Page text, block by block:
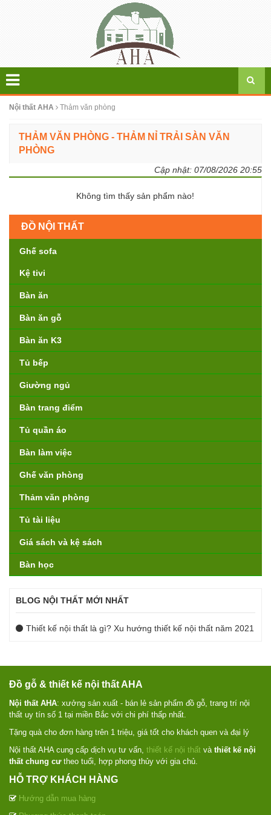
Nội thất AHA Thảm văn phòng
THẢM VĂN PHÒNG - THẢM NỈ TRẢI SÀN VĂN
PHÒNG
Cập nhật: 07/08/2026 20:55
Không tìm thấy sản phẩm nào!
ĐỒ NỘI THẤT
Ghế sofa
Kệ tivi
Bàn ăn
Bàn ăn gỗ
Bàn ăn K3
Tủ bếp
Giường ngủ
Bàn trang điểm
Tủ quần áo
Bàn làm việc
Ghế văn phòng
Thảm văn phòng
Tủ tài liệu
Giá sách và kệ sách
Bàn học
BLOG NỘI THẤT MỚI NHẤT
Thiết kế nội thất là gì? Xu hướng thiết kế nội thất năm 2021
Đồ gỗ & thiết kế nội thất AHA
Nội thất AHA: xưởng sản xuất - bán lẻ sản phẩm đồ gỗ, trang trí nội
thất uy tín số 1 tại miền Bắc với chi phí thấp nhất.
Tặng quà cho đơn hàng trên 1 triệu, giá tốt cho khách quen và đại lý
Nội thất AHA cung cấp dịch vụ tư vấn, thiết kế nội thất và thiết kế nội
thất chung cưtheo tuổi, hợp phong thủy với gia chủ.
HỖ TRỢ KHÁCH HÀNG
Hướng dẫn mua hàng